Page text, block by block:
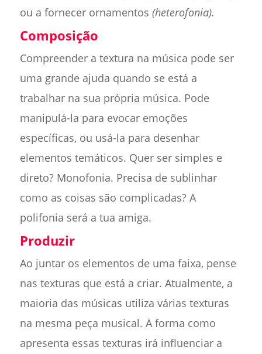
ou a fornecer ornamentos (heterofonia).
Composição
Compreender a textura na música pode ser
uma grande ajuda quando se está a
trabalhar na sua própria música. Pode
manipulá-la para evocar emoções
específicas, ou usá-la para desenhar
elementos temáticos. Quer ser simples e
direto? Monofonia. Precisa de sublinhar
como as coisas são complicadas? A
polifonia será a tua amiga.
Produzir
Ao juntar os elementos de uma faixa, pense
nas texturas que está a criar. Atualmente, a
maioria das músicas utiliza várias texturas
na mesma peça musical. A forma como
apresenta essas texturas irá influenciar a